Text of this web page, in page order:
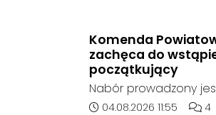
wzbudziła jej niepokój.
Komenda
zachęca do
początkujący
Nabór prowadzony
składać osobiście lub
Data dodania artykułu:
04.08.2026 11:55 4